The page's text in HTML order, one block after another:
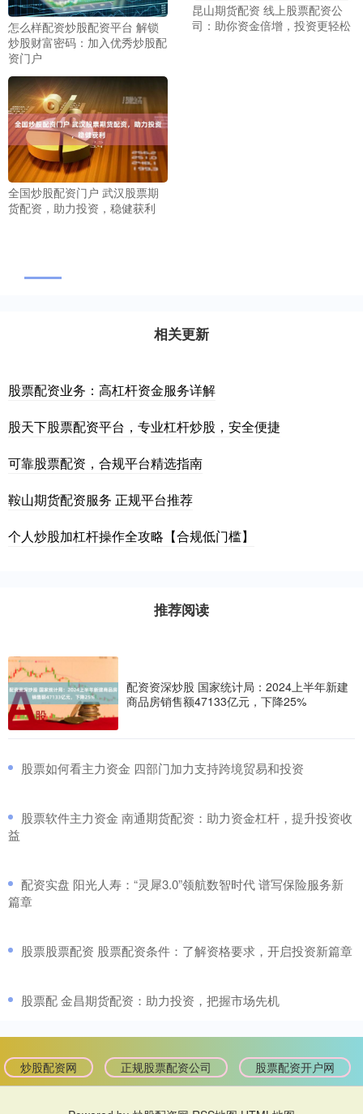
怎么样配资炒股配资平台 解锁
炒股财富密码：加入优秀炒股配
资门户
昆山期货配资 线上股票配资公
司：助你资金倍增，投资更轻松
全国炒股配资门户 武汉股票期
货配资，助力投资，稳健获利
相关更新
股票配资业务：高杠杆资金服务详解
股天下股票配资平台，专业杠杆炒股，安全便捷
可靠股票配资，合规平台精选指南
鞍山期货配资服务 正规平台推荐
个人炒股加杠杆操作全攻略【合规低门槛】
推荐阅读
配资资深炒股 国家统计局：2024上半年新建
商品房销售额47133亿元，下降25%
​股票如何看主力资金 四部门加力支持跨境贸易和投资
​股票软件主力资金 南通期货配资：助力资金杠杆，提升投资收
益
​配资实盘 阳光人寿：“灵犀3.0”领航数智时代 谱写保险服务新
篇章
​股票股票配资 股票配资条件：了解资格要求，开启投资新篇章
​股票配 金昌期货配资：助力投资，把握市场先机
炒股配资网 正规股票配资公司 股票配资开户网